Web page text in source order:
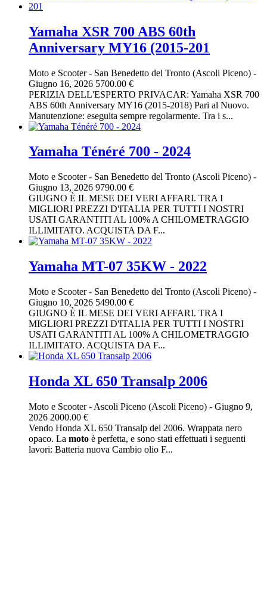
Yamaha XSR 700 ABS 60th
Anniversary MY16 (2015-201
Moto e Scooter- San Benedetto del Tronto (Ascoli Piceno) -
Giugno 16, 2026 5700.00 €
PERIZIA DELL'ESPERTO PRIVACAR: Yamaha XSR 700
ABS 60th Anniversary MY16 (2015-2018) Pari al Nuovo.
Manutenzione: eseguita sempre regolarmente. Tra i s...
Yamaha Ténéré 700 - 2024
Moto e Scooter- San Benedetto del Tronto (Ascoli Piceno) -
Giugno 13, 2026 9790.00 €
GIUGNO È IL MESE DEI VERI AFFARI. TRA I
MIGLIORI PREZZI D'ITALIA PER TUTTI I NOSTRI
USATI GARANTITI AL 100% A CHILOMETRAGGIO
ILLIMITATO. ACQUISTA DA F...
Yamaha MT-07 35KW - 2022
Moto e Scooter- San Benedetto del Tronto (Ascoli Piceno) -
Giugno 10, 2026 5490.00 €
GIUGNO È IL MESE DEI VERI AFFARI. TRA I
MIGLIORI PREZZI D'ITALIA PER TUTTI I NOSTRI
USATI GARANTITI AL 100% A CHILOMETRAGGIO
ILLIMITATO. ACQUISTA DA F...
Honda XL 650 Transalp 2006
Moto e Scooter- Ascoli Piceno (Ascoli Piceno) - Giugno 9,
2026 2000.00 €
Vendo Honda XL 650 Transalp del 2006. Wrappata nero
opaco. La moto è perfetta, e sono stati effettuati i seguenti
lavori: Batteria nuova Cambio olio F...